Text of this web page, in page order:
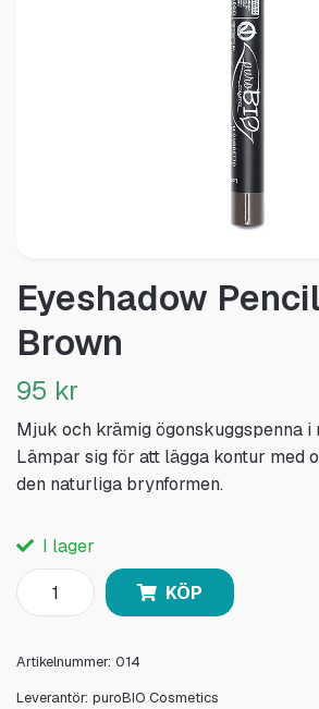
Eyeshadow
Brown
95 kr
Mjuk och krämig ögonskuggspenna i
Lämpar sig för att lägga kontur med
den naturliga brynformen.
I lager
KÖP
Artikelnummer: 014
Leverantör: puroBIO Cosmetics